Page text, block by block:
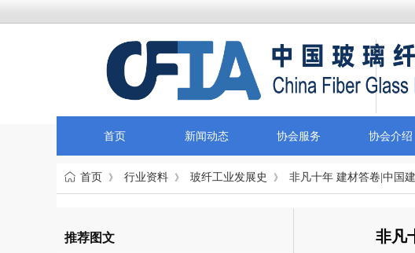
首页 新闻动态 协会服务 协会介绍
首页 》 行业资料 》 玻纤工业发展史 》 非凡十年 建材答卷|中国
非凡
推荐图文